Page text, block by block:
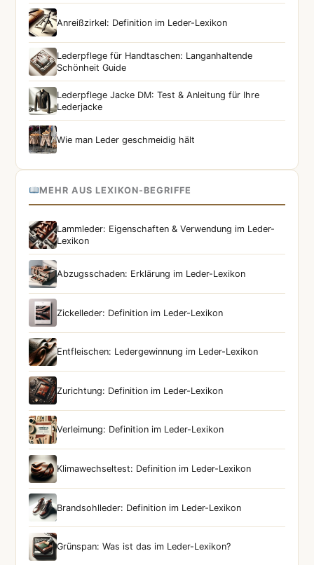
Anreißzirkel: Definition im Leder-Lexikon
Lederpflege für Handtaschen: Langanhaltende
Schönheit Guide
Lederpflege Jacke DM: Test & Anleitung für Ihre
Lederjacke
Wie man Leder geschmeidig hält
MEHR AUS LEXIKON-BEGRIFFE
Lammleder: Eigenschaften & Verwendung im Leder-
Lexikon
Abzugsschaden: Erklärung im Leder-Lexikon
Zickelleder: Definition im Leder-Lexikon
Entfleischen: Ledergewinnung im Leder-Lexikon
Zurichtung: Definition im Leder-Lexikon
Verleimung: Definition im Leder-Lexikon
Klimawechseltest: Definition im Leder-Lexikon
Brandsohlleder: Definition im Leder-Lexikon
Grünspan: Was ist das im Leder-Lexikon?